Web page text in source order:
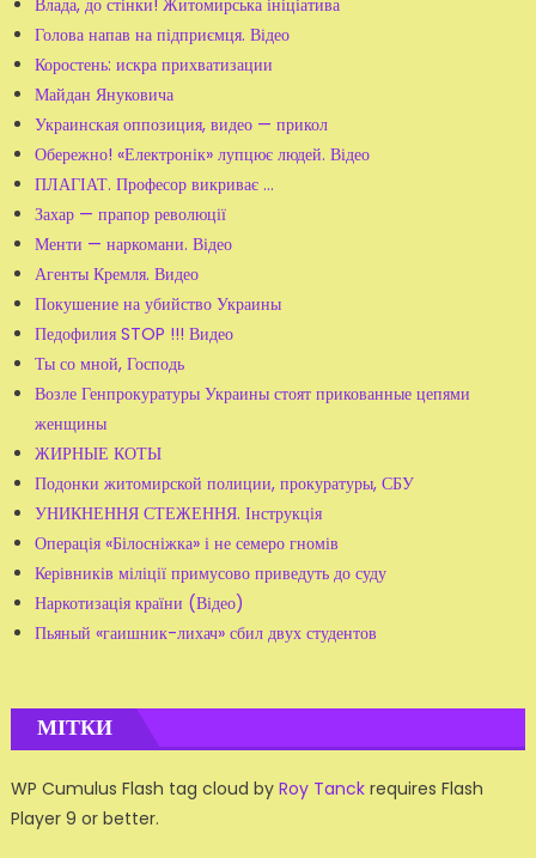
Влада, до стінки! Житомирська ініціатива
Голова напав на підприємця. Відео
Коростень: искра прихватизации
Майдан Януковича
Украинская оппозиция, видео — прикол
Обережно! «Електронік» лупцює людей. Відео
ПЛАГІАТ. Професор викриває …
Захар — прапор революції
Менти — наркомани. Відео
Агенты Кремля. Видео
Покушение на убийство Украины
Педофилия STOP !!! Видео
Ты со мной, Господь
Возле Генпрокуратуры Украины стоят прикованные цепями
женщины
ЖИРНЫЕ КОТЫ
Подонки житомирской полиции, прокуратуры, СБУ
УНИКНЕННЯ СТЕЖЕННЯ. Інструкція
Операція «Білосніжка» і не семеро гномів
Керівників міліції примусово приведуть до суду
Наркотизація країни (Відео)
Пьяный «гаишник-лихач» сбил двух студентов
МІТКИ
WP Cumulus Flash tag cloud by Roy Tanckrequires Flash
Player 9 or better.